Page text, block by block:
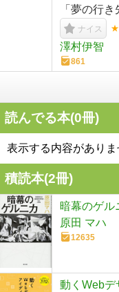
「夢の行
ナイス
澤村伊智
861
読んでる本(0冊)
表示する内容がありま
積読本(2冊)
暗幕のゲル
原田 マハ
12635
動くWebデ